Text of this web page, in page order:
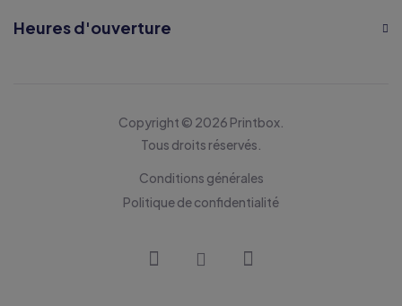
Heures d'ouverture
Copyright © 2026 Printbox.
Tous droits réservés.
Conditions générales
Politique de confidentialité